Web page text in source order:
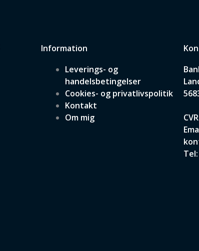
Information
Leverings- og
handelsbetingelser
Cookies- og privatlivspolitik
Kontakt
Om mig